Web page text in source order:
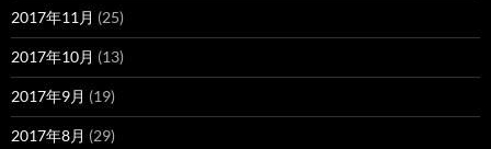
2017年11月 (25)
2017年10月 (13)
2017年9月 (19)
2017年8月 (29)